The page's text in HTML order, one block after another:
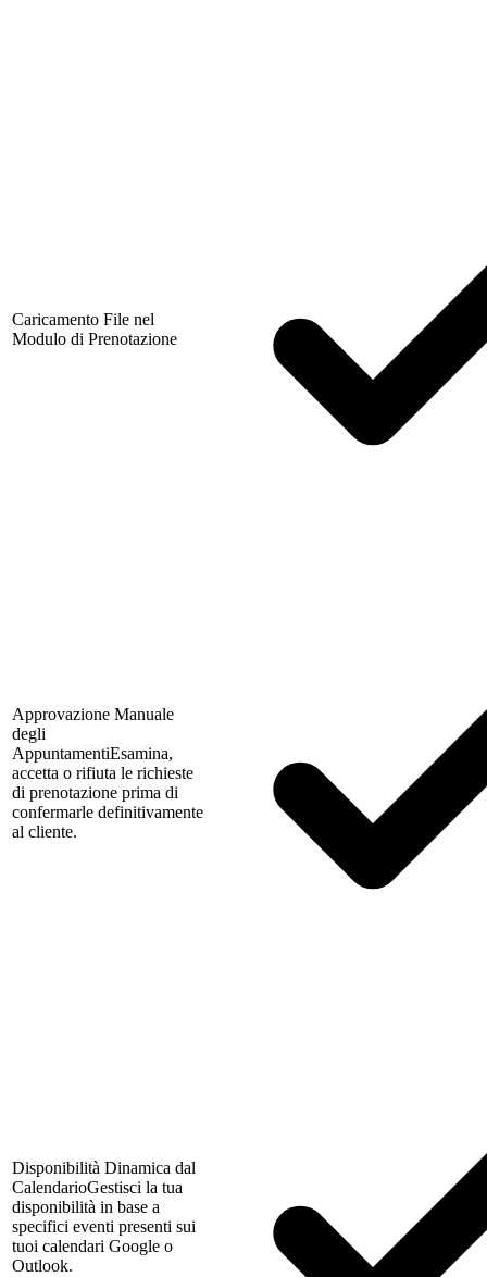
Caricamento File nel
Modulo di Prenotazione
Approvazione Manuale
degli
AppuntamentiEsamina,
accetta o rifiuta le richieste
di prenotazione prima di
confermarle definitivamente
al cliente.
Disponibilità Dinamica dal
CalendarioGestisci la tua
disponibilità in base a
specifici eventi presenti sui
tuoi calendari Google o
Outlook.